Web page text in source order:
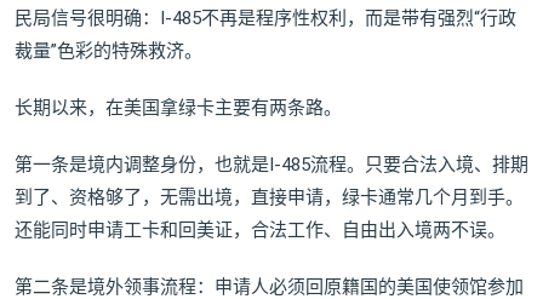
民局信号很明确：I-485不再是程序性权利，而是带有强烈“行政
裁量”色彩的特殊救济。
长期以来，在美国拿绿卡主要有两条路。
第一条是境内调整身份，也就是I-485流程。只要合法入境、排期
到了、资格够了，无需出境，直接申请，绿卡通常几个月到手。
还能同时申请工卡和回美证，合法工作、自由出入境两不误。
第二条是境外领事流程：申请人必须回原籍国的美国使领馆参加